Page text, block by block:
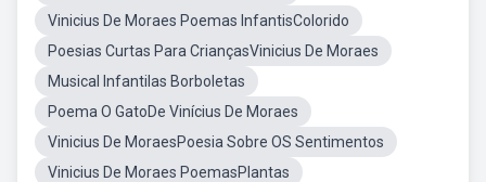
Vinicius De Moraes Poemas InfantisColorido
Poesias Curtas Para CriançasVinicius De Moraes
Musical Infantilas Borboletas
Poema O GatoDe Vinícius De Moraes
Vinicius De MoraesPoesia Sobre OS Sentimentos
Vinicius De Moraes PoemasPlantas